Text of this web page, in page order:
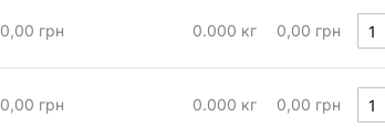
0,00 грн 0.000 кг 0,00 грн
0,00 грн 0.000 кг 0,00 грн